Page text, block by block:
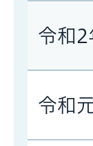
令和2
令和